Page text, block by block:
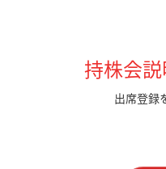
持株会
出席登録